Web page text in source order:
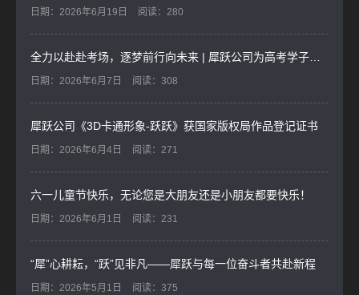
日期：2026年6月19日 阅读：280
日期：2026年6月7日 阅读：308
犀跃公司《3D卡通形象-跃跃》获国家版权局作品登记证书
日期：2026年6月4日 阅读：271
六一儿童节快乐，无论您是大朋友还是小朋友都要快乐！
日期：2026年6月1日 阅读：231
“犀”心耕耘，“跃”见非凡——犀跃与每一位奋斗者共赴新程
日期：2026年5月1日 阅读：375